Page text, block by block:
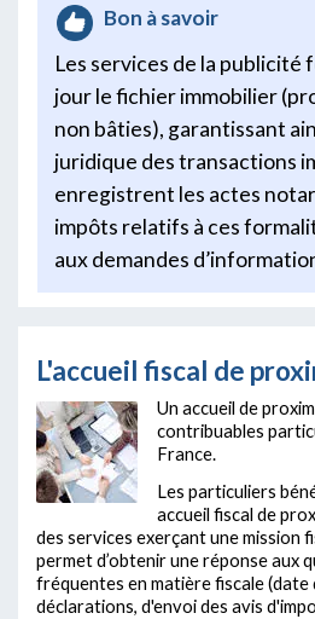
Bon à savoir
Les services de la
jour le fichier immobilier
non bâties), garantissant
juridique des transactions
enregistrent les actes
impôts relatifs à ces
aux demandes
L'accueil fiscal de
Un accueil de
contribuables
France.
Les particuliers
accueil fiscal de
des services exerçant une mission
permet d’obtenir une réponse aux
fréquentes en matière fiscale (date
déclarations, d'envoi des avis